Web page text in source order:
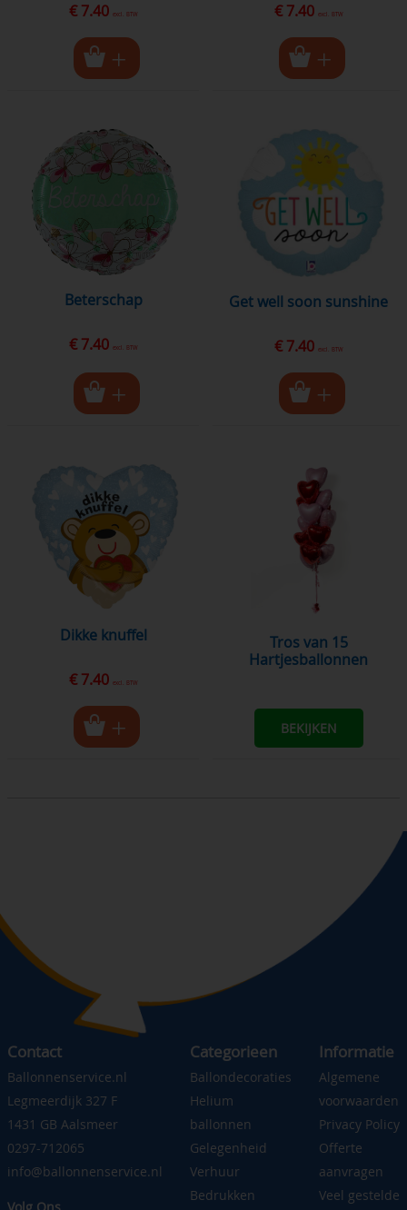
€ 7.40 excl. BTW € 7.40 excl. BTW
beterschap
€ 7.40 excl. BTW
get well soon sunshine
€ 7.40 excl. BTW
dikke knuffel
€ 7.40 excl. BTW
Tros van 15
Hartjesballonnen
BEKIJKEN
Contact
Ballonnenservice.nl
Legmeerdijk 327 F
1431 GB Aalsmeer
0297-712065
info@ballonnenservice.nl
Categorieen
Ballondecoraties
Helium
ballonnen
Gelegenheid
Verhuur
Bedrukken
Informatie
Algemene
voorwaarden
Privacy Policy
Offerte
aanvragen
Veel gestelde